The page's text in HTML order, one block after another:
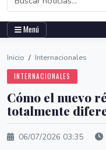
Menú
Inicio / Internacionales
INTERNACIONALES
Cómo el nuevo
totalmente
06/07/2026 03:35